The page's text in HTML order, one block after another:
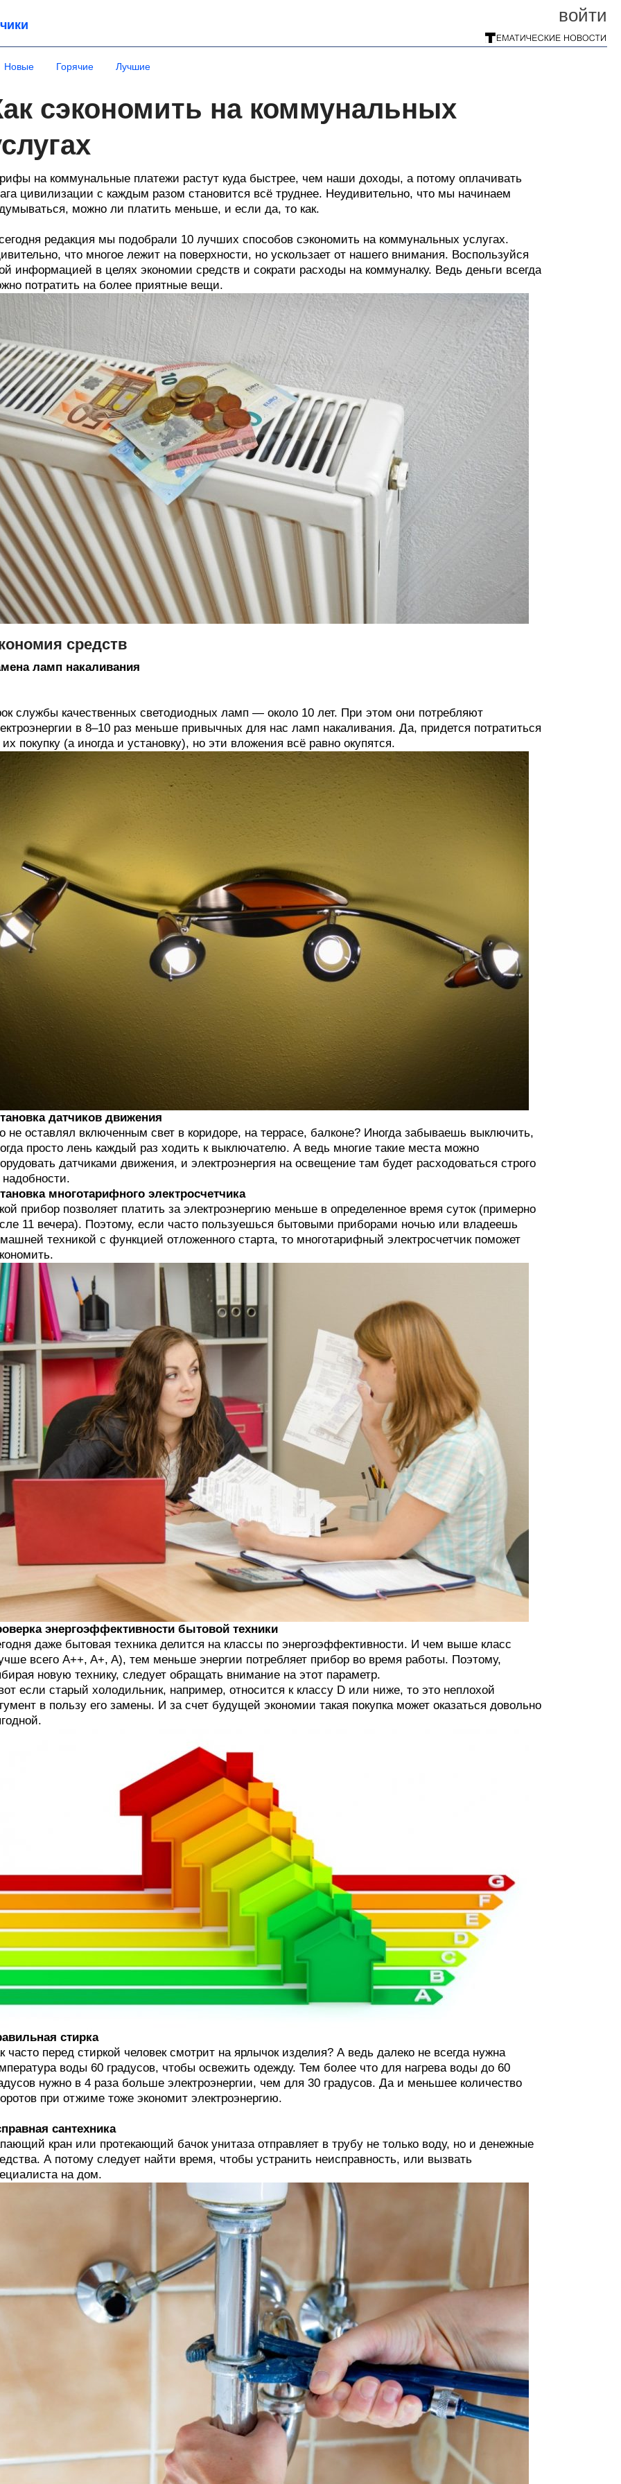
войти
Новые Горячие Лучшие
сэкономить на коммунальных
на коммунальные платежи растут куда быстрее, чем наши доходы, а потому оплачивать
цивилизации с каждым разом становится всё труднее. Неудивительно, что мы начинаем
можно ли платить меньше, и если да, то как.
редакция мы подобрали 10 лучших способов сэкономить на коммунальных услугах.
что многое лежит на поверхности, но ускользает от нашего внимания. Воспользуйся
информацией в целях экономии средств и сократи расходы на коммуналку. Ведь деньги всегда
потратить на более приятные вещи.
средств
ламп накаливания
службы качественных светодиодных ламп — около 10 лет. При этом они потребляют
в 8–10 раз меньше привычных для нас ламп накаливания. Да, придется потратиться
их покупку (а иногда и установку), но эти вложения всё равно окупятся.
датчиков движения
не оставлял включенным свет в коридоре, на террасе, балконе? Иногда забываешь выключить,
просто лень каждый раз ходить к выключателю. А ведь многие такие места можно
датчиками движения, и электроэнергия на освещение там будет расходоваться строго
надобности.
многотарифного электросчетчика
прибор позволяет платить за электроэнергию меньше в определенное время суток (примерно
11 вечера). Поэтому, если часто пользуешься бытовыми приборами ночью или владеешь
техникой с функцией отложенного старта, то многотарифный электросчетчик поможет
энергоэффективности бытовой техники
даже бытовая техника делится на классы по энергоэффективности. И чем выше класс
всего A++, A+, A), тем меньше энергии потребляет прибор во время работы. Поэтому,
новую технику, следует обращать внимание на этот параметр.
если старый холодильник, например, относится к классу D или ниже, то это неплохой
в пользу его замены. И за счет будущей экономии такая покупка может оказаться довольно
стирка
часто перед стиркой человек смотрит на ярлычок изделия? А ведь далеко не всегда нужна
воды 60 градусов, чтобы освежить одежду. Тем более что для нагрева воды до 60
нужно в 4 раза больше электроэнергии, чем для 30 градусов. Да и меньшее количество
при отжиме тоже экономит электроэнергию.
сантехника
кран или протекающий бачок унитаза отправляет в трубу не только воду, но и денежные
А потому следует найти время, чтобы устранить неисправность, или вызвать
на дом.